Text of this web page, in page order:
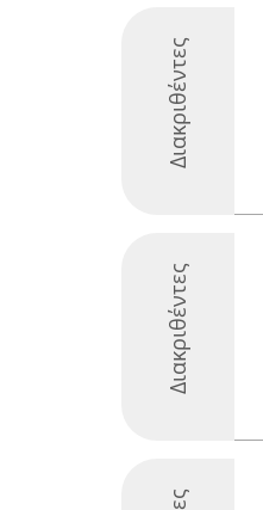
Διακριθέντες
Διακριθέντες